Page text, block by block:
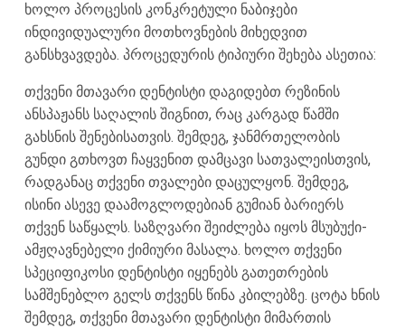
ხოლო პროცესის კონკრეტული ნაბიჯები
ინდივიდუალური მოთხოვნების მიხედვით
განსხვავდება. პროცედურის ტიპიური შეხება ასეთია:
თქვენი მთავარი დენტისტი დაგიდებთ რეზინის
ანსპაჟანს საღალის შიგნით, რაც კარგად წამში
გახსნის შენებისათვის. შემდეგ, ჯანმრთელობის
გუნდი გთხოვთ ჩაყვენით დამცავი სათვალეისთვის,
რადგანაც თქვენი თვალები დაცულყონ. შემდეგ,
ისინი ასევე დაამოგლოდებიან გუმიან ბარიერს
თქვენ საწყალს. საზღვარი შეიძლება იყოს მსუბუქი-
ამჟღავნებელი ქიმიური მასალა. ხოლო თქვენი
სპეციფიკოსი დენტისტი იყენებს გათეთრების
სამშენებლო გელს თქვენს წინა კბილებზე. ცოტა ხნის
შემდეგ, თქვენი მთავარი დენტისტი მიმართის